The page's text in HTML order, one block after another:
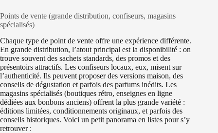
Points de vente (grande distribution, confiseurs, magasins
spécialisés)
Chaque type de point de vente offre une expérience différente.
En grande distribution, l’atout principal est la disponibilité : on
trouve souvent des sachets standards, des promos et des
présentoirs attractifs. Les confiseurs locaux, eux, misent sur
l’authenticité. Ils peuvent proposer des versions maison, des
conseils de dégustation et parfois des parfums inédits. Les
magasins spécialisés (boutiques rétro, enseignes en ligne
dédiées aux bonbons anciens) offrent la plus grande variété :
éditions limitées, conditionnements originaux, et parfois des
conseils historiques. Voici un petit panorama en listes pour s’y
retrouver :